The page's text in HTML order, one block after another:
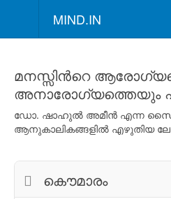
MIND.IN
മനസ്സിന്‍റെ
അനാരോഗ്യത്തെയും
ഡോ. ഷാഹുല്‍ അമീന്‍ എന്ന
ആനുകാലികങ്ങളില്‍ എഴുതിയ
കൌമാരം